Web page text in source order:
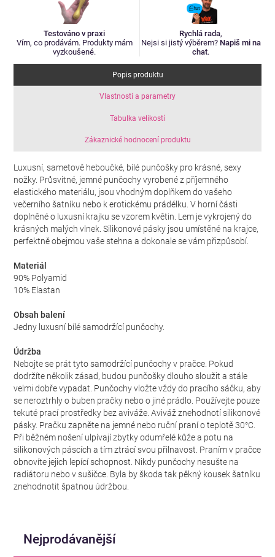
Testováno v praxi
Vím, co prodávám. Produkty mám
vyzkoušené.
Rychlá rada,
Nejsi si jistý výběrem? Napiš mi na
chat.
Popis produktu
Vlastnosti a parametry
Tabulka velikostí
Zákaznické hodnocení produktu
Luxusní, sametově heboučké, bílé punčošky pro krásné, sexy
nožky. Průsvitné, jemné punčochy vyrobené z příjemného
elastického materiálu, jsou vhodným doplňkem do vašeho
večerního šatníku nebo k erotickému prádélku. V horní části
doplněné o luxusní krajku se vzorem květin. Lem je vykrojený do
krásných malých vlnek. Silikonové pásky jsou umístěné na krajce,
perfektně obejmou vaše stehna a dokonale se vám přizpůsobí.
Materiál
90% Polyamid
10% Elastan
Obsah balení
Jedny luxusní bílé samodržící punčochy.
Údržba
Nebojte se prát tyto samodržící punčochy v pračce. Pokud
dodržíte několik zásad, budou punčošky dlouho sloužit a stále
velmi dobře vypadat. Punčochy vložte vždy do pracího sáčku, aby
se neroztrhly o buben pračky nebo o jiné prádlo. Používejte pouze
tekuté prací prostředky bez aviváže. Aviváž znehodnotí silikonové
pásky. Pračku zapněte na jemné nebo ruční praní o teplotě 30°C.
Při běžném nošení ulpívají zbytky odumřelé kůže a potu na
silikonových páscích a tím ztrácí svou přilnavost. Praním v pračce
obnovíte jejich lepící schopnost. Nikdy punčochy nesušte na
radiátoru nebo v sušičce. Byla by škoda tak pěkný kousek šatníku
znehodnotit špatnou údržbou.
Nejprodávanější